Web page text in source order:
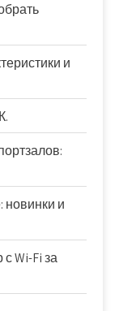
и
новинки и
Wi-Fi за